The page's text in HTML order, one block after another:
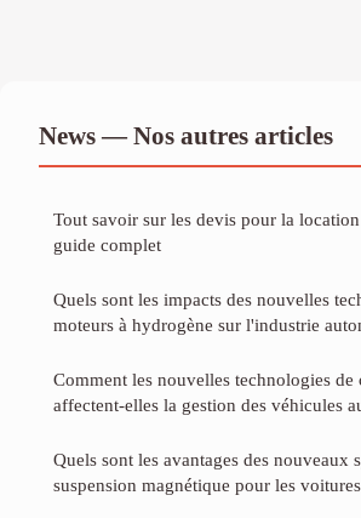
News — Nos autres articles
Tout savoir sur les devis pour la
guide complet
Quels sont les impacts des nouvelles
moteurs à hydrogène sur l'industrie
Comment les nouvelles technologies de
affectent-elles la gestion des véhicules
Quels sont les avantages des nouveaux
suspension magnétique pour les